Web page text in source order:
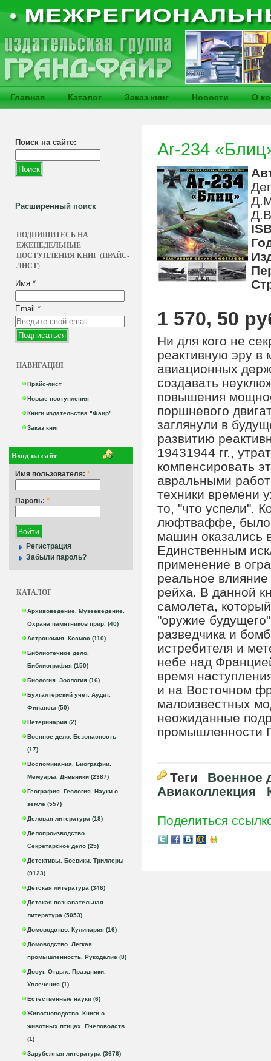
Главная Каталог Заказ книг Новости О
Поиск на сайте:
Расширенный поиск
ПОДПИШИТЕСЬ НА
ЕЖЕНЕДЕЛЬНЫЕ
ПОСТУПЛЕНИЯ КНИГ (ПРАЙС-
ЛИСТ)
Имя *
Email *
НАВИГАЦИЯ
Прайс-лист
Новые поступления
Книги издательства "Фаир"
Заказ книг
Вход на сайт
Имя пользователя: *
Пароль: *
Регистрация
Забыли пароль?
КАТАЛОГ
Архивоведение. Музееведение.
Охрана памятников прир. (40)
Астрономия. Космос (110)
Библиотечное дело.
Библиография (150)
Биология. Зоология (16)
Бухгалтерский учет. Аудит.
Финансы (50)
Ветеринария (2)
Военное дело. Безопасность
(17)
Воспоминания. Биографии.
Мемуары. Дневники (2387)
География. Геология. Науки о
земле (557)
Деловая литература (18)
Делопроизводство.
Секретарское дело (25)
Детективы. Боевики. Триллеры
(9123)
Детская литература (346)
Детская познавательная
литература (5053)
Домоводство. Кулинария (16)
Домоводство. Легкая
промышленность. Рукоделие (8)
Досуг. Отдых. Праздники.
Увлечения (1)
Естественные науки (6)
Животноводство. Книги о
животных,птицах. Пчеловодств
(1)
Зарубежная литература (3676)
Ar-234
1 570, 50
Ни для кого не
реактивную эру в
авиационных
создавать
повышения
поршневого
заглянули в
развитию
19431944 гг.,
компенсировать
авральными
техники времени
то, "что успели".
люфтваффе, было
машин оказались
Единственным
применение в
реальное
рейха. В данной
самолета,
"оружие
разведчика и
истребителя и
небе над
время
и на Восточном
малоизвестных
неожиданные
промышленности
Теги
Военное
Авиаколлекция
Поделиться